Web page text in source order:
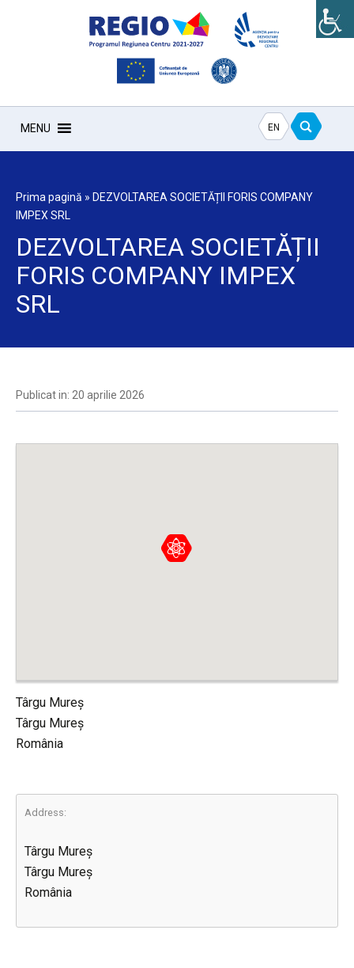
MENU EN
Prima pagină » DEZVOLTAREA SOCIETĂȚII FORIS COMPANY
IMPEX SRL
DEZVOLTAREA SOCIETĂȚII
FORIS COMPANY IMPEX
SRL
Publicat in: 20 aprilie 2026
Târgu Mureș
Târgu Mureș
România
Address:
Târgu Mureș
Târgu Mureș
România